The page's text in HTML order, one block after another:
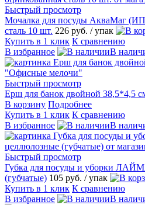
Быстрый просмотр
Мочалка для посуды АкваМаг
сталь 10 шт. 226 руб. / упак
Купить в 1 клик К сравнению
В избранное
В
Быстрый просмотр
Ерш для банок двойной 38,5*4,5
В корзину Подробнее
Купить в 1 клик К сравнению
В избранное
В
Быстрый просмотр
Губка для посуды и уборки
(губчатые) 105 руб. / упак
Купить в 1 клик К сравнению
В избранное
В